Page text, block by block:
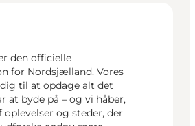
den officielle
for Nordsjælland. Vores
til at opdage alt det
at byde på – og vi håber,
oplevelser og steder, der